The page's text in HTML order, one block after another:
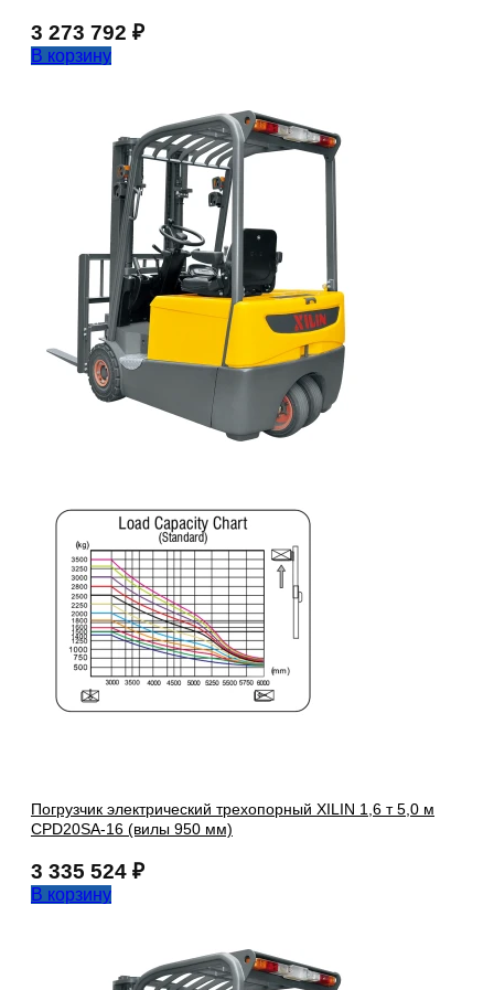
3 273 792 ₽
В корзину
Погрузчик электрический трехопорный XILIN 1,6 т 5,0 м
CPD20SA-16 (вилы 950 мм)
3 335 524 ₽
В корзину